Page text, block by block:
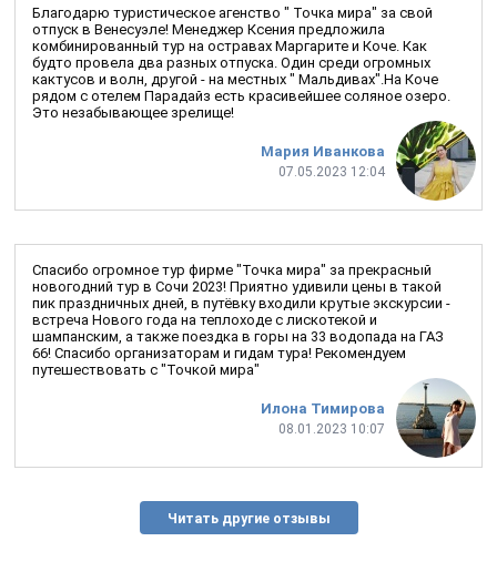
Мария Иванкова
07.05.2023 12:04
Благодарю туристическое агенство " Точка мира" за свой
отпуск в Венесуэле! Менеджер Ксения предложила
комбинированный тур на остравах Маргарите и Коче. Как
будто провела два разных отпуска. Один среди огромных
кактусов и волн, другой - на местных " Мальдивах".На Коче
рядом с отелем Парадайз есть красивейшее соляное озеро.
Это незабывающее зрелище!
Илона Тимирова
08.01.2023 10:07
Спасибо огромное тур фирме "Точка мира" за прекрасный
новогодний тур в Сочи 2023! Приятно удивили цены в такой
пик праздничных дней, в путёвку входили крутые экскурсии -
встреча Нового года на теплоходе с лискотекой и
шампанским, а также поездка в горы на 33 водопада на ГАЗ
66! Спасибо организаторам и гидам тура! Рекомендуем
путешествовать с "Точкой мира"
Читать другие отзывы